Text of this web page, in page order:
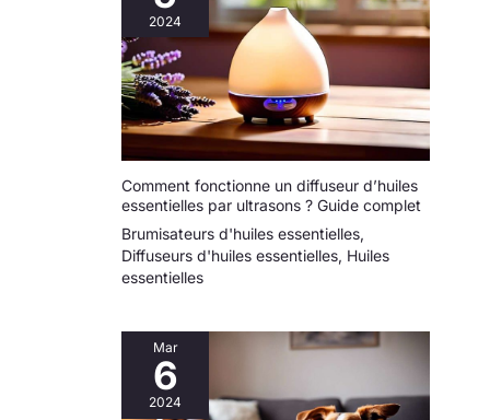
2024
Comment fonctionne un diffuseur d’huiles
essentielles par ultrasons ? Guide complet
Brumisateurs d'huiles essentielles,
Diffuseurs d'huiles essentielles, Huiles
essentielles
Mar
6
2024